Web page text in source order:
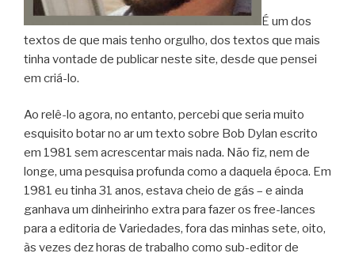
É um dos
textos de que mais tenho orgulho, dos textos que mais
tinha vontade de publicar neste site, desde que pensei
em criá-lo.
Ao relê-lo agora, no entanto, percebi que seria muito
esquisito botar no ar um texto sobre Bob Dylan escrito
em 1981 sem acrescentar mais nada. Não fiz, nem de
longe, uma pesquisa profunda como a daquela época. Em
1981 eu tinha 31 anos, estava cheio de gás – e ainda
ganhava um dinheirinho extra para fazer os free-lances
para a editoria de Variedades, fora das minhas sete, oito,
às vezes dez horas de trabalho como sub-editor de